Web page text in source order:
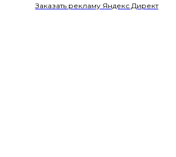
Заказать рекламу Яндекс Директ